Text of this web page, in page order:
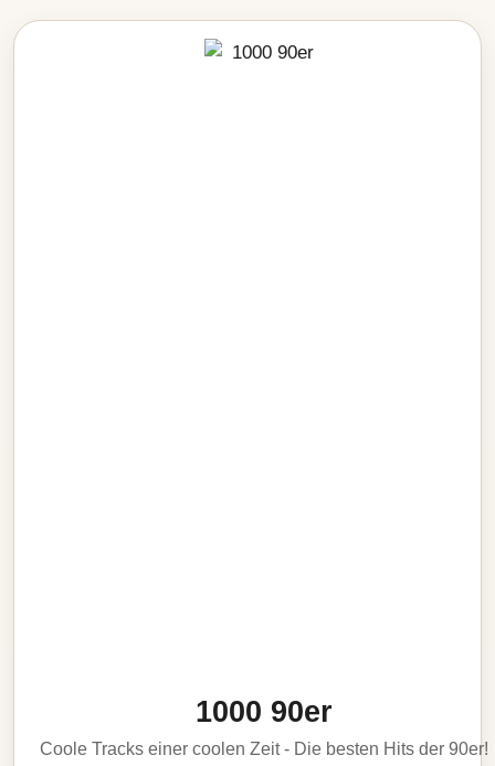
1000 90er
Coole Tracks einer coolen Zeit - Die besten Hits der 90er!